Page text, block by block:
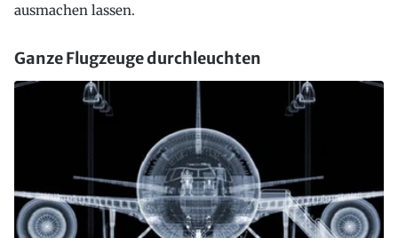
ausmachen lassen.
Ganze Flugzeuge durchleuchten